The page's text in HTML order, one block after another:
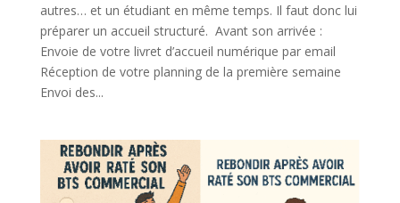
autres… et un étudiant en même temps. Il faut donc lui
préparer un accueil structuré. Avant son arrivée :
Envoie de votre livret d’accueil numérique par email
Réception de votre planning de la première semaine
Envoi des...